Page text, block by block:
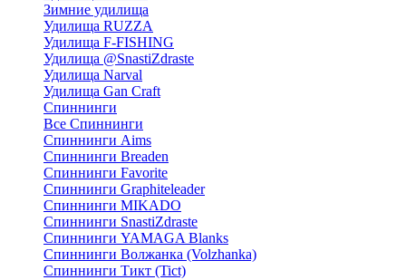
Зимние удилища
Удилища RUZZA
Удилища F-FISHING
Удилища @SnastiZdraste
Удилища Narval
Удилища Gan Craft
Спиннинги
Все Спиннинги
Спиннинги Aims
Спиннинги Breaden
Спиннинги Favorite
Спиннинги Graphiteleader
Спиннинги MIKADO
Спиннинги SnastiZdraste
Спиннинги YAMAGA Blanks
Спиннинги Волжанка (Volzhanka)
Спиннинги Тикт (Tict)